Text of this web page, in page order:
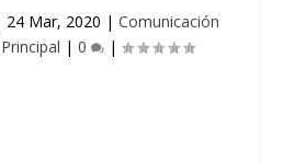
24 Mar, 2020 | Comunicación
Principal | 0 |